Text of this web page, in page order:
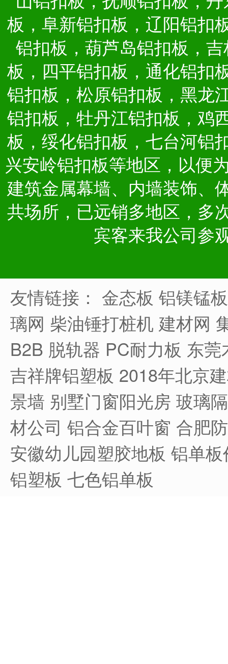
板，阜新铝扣板，辽阳铝扣
铝扣板，葫芦岛铝扣板，
板，四平铝扣板，通化铝扣
铝扣板，松原铝扣板，黑龙
铝扣板，牡丹江铝扣板，鸡
板，绥化铝扣板，七台河铝
兴安岭铝扣板等地区，以便
建筑金属幕墙、内墙装饰、
共场所，已远销多地区，多
宾客来我公司参
友情链接： 金态板 铝镁锰板
璃网 柴油锤打桩机 建材网
B2B 脱轨器 PC耐力板 东莞
吉祥牌铝塑板 2018年北京
景墙 别墅门窗阳光房 玻璃
材公司 铝合金百叶窗 合肥
安徽幼儿园塑胶地板 铝单
铝塑板 七色铝单板